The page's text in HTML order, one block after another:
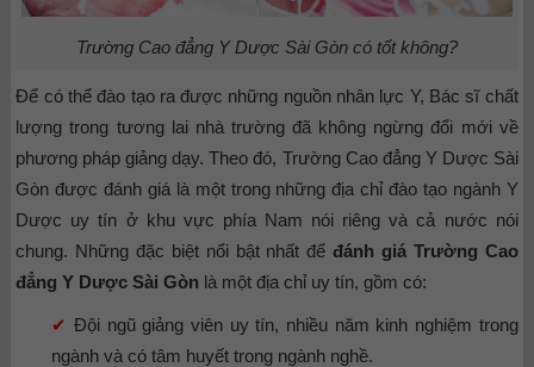
Trường Cao đẳng Y Dược Sài Gòn có tốt không?
Để có thể đào tạo ra được những nguồn nhân lực Y, Bác sĩ chất
lượng trong tương lai nhà trường đã không ngừng đổi mới về
phương pháp giảng dạy. Theo đó, Trường Cao đẳng Y Dược Sài
Gòn được đánh giá là một trong những địa chỉ đào tạo ngành Y
Dược uy tín ở khu vực phía Nam nói riêng và cả nước nói
chung. Những đặc biệt nổi bật nhất đểđánh giá Trường Cao
đẳng Y Dược Sài Gòn là một địa chỉ uy tín, gồm có:
✔ Đội ngũ giảng viên uy tín, nhiều năm kinh nghiệm trong
ngành và có tâm huyết trong ngành nghề.